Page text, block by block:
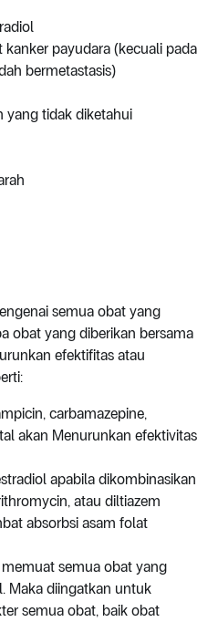
kanker payudara (kecuali pada
bermetastasis)
yang tidak diketahui
semua obat yang
obat yang diberikan bersama
efektifitas atau
carbamazepine,
akan Menurunkan efektivitas
apabila dikombinasikan
atau diltiazem
absorbsi asam folat
semua obat yang
Maka diingatkan untuk
semua obat, baik obat